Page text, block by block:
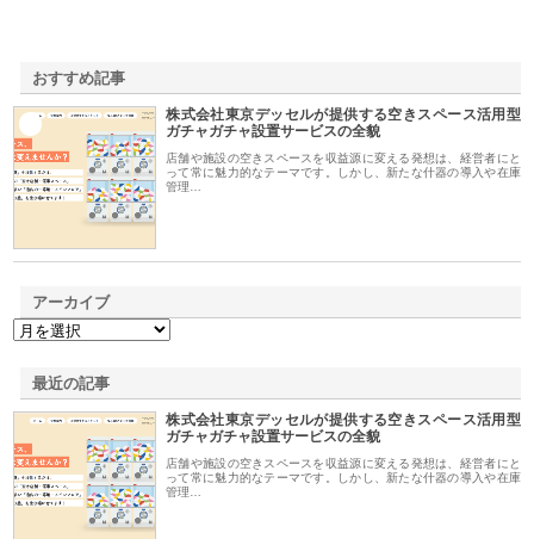
おすすめ記事
株式会社東京デッセルが提供する空きスペース活用型
ガチャガチャ設置サービスの全貌
店舗や施設の空きスペースを収益源に変える発想は、経営者にと
って常に魅力的なテーマです。しかし、新たな什器の導入や在庫
管理…
アーカイブ
最近の記事
株式会社東京デッセルが提供する空きスペース活用型
ガチャガチャ設置サービスの全貌
店舗や施設の空きスペースを収益源に変える発想は、経営者にと
って常に魅力的なテーマです。しかし、新たな什器の導入や在庫
管理…